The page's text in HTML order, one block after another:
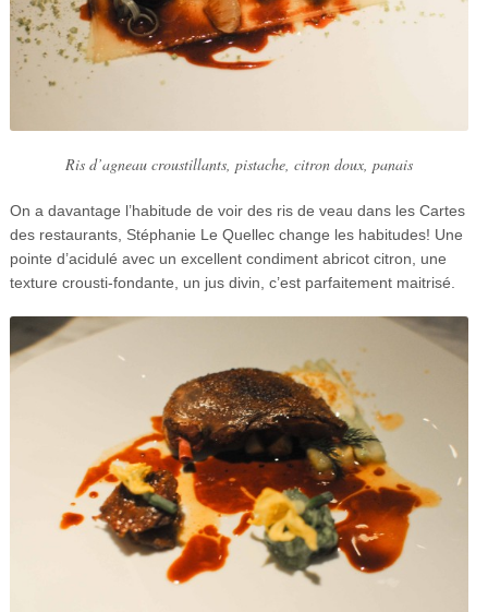
Ris d’agneau croustillants, pistache, citron doux, panais
On a davantage l’habitude de voir des ris de veau dans les Cartes
des restaurants, Stéphanie Le Quellec change les habitudes! Une
pointe d’acidulé avec un excellent condiment abricot citron, une
texture crousti-fondante, un jus divin, c’est parfaitement maitrisé.